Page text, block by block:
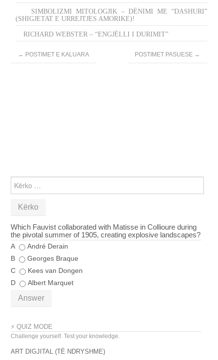
SIMBOLIZMI MITOLOGJIK – DËNIMI ME “DASHURI”
(SHIGJETAT E URREJTJES AMORIKE)!
RICHARD WEBSTER – “ENGJËLLI I DURIMIT”
Post
navigation
← POSTIMET E KALUARA POSTIMET PASUESE →
PËR:
Which Fauvist collaborated with Matisse in Collioure during
the pivotal summer of 1905, creating explosive landscapes?
A
André Derain
B
Georges Braque
C
Kees van Dongen
D
Albert Marquet
Answer
⚡ QUIZ MODE
Challenge yourself. Test your knowledge.
ART DIGJITAL (TË NDRYSHME)